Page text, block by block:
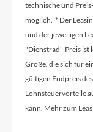
technische und
möglich. * Der
und der jeweiligen
"Dienstrad"-Preis ist
Größe, die sich für
gültigen Endpreis
Lohnsteuervorteile
kann. Mehr zum